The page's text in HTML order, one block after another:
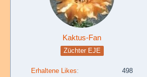
Kaktus-Fan
Züchter EJE
Erhaltene Likes 498